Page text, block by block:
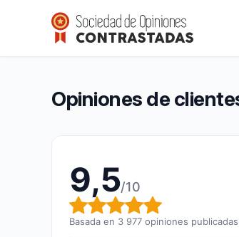
Monsieur Cyberman
Calificación global: 9,5 de 10
9,5/10(3 977 opiniones)
Opiniones de
9,5/10
Calificación global:
Basada en 3 977 opiniones publicadas